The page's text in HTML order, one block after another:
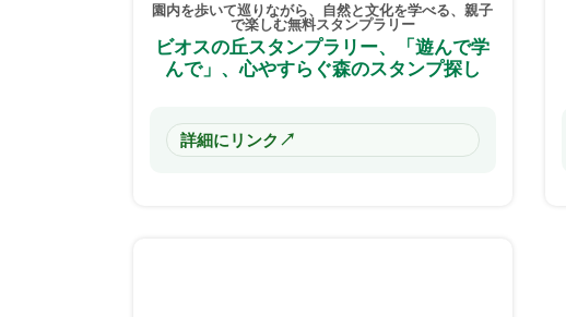
園内を歩いて巡りながら、自然と文化を学べる、親子
で楽しむ無料スタンプラリー
ビオスの丘スタンプラリー、「遊んで学
んで」、心やすらぐ森のスタンプ探し
詳細にリンク ↗